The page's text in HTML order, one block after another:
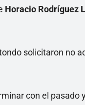
Horacio Rodríguez
con el